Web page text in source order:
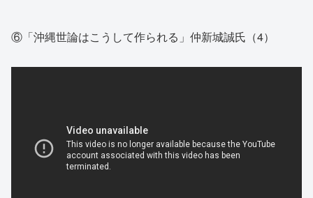
⑥「沖縄世論はこうして作られる」仲新城誠氏（4）